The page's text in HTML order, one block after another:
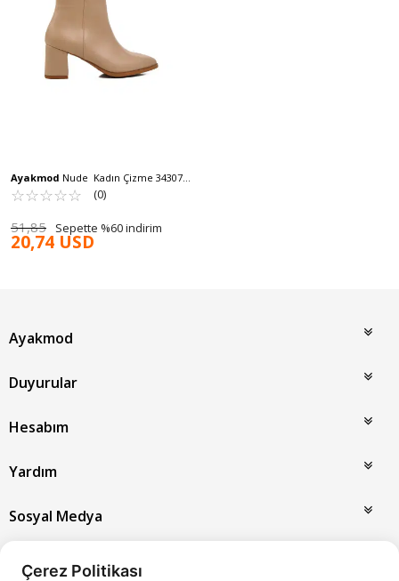
Ayakmod Nude Kadın Çizme 343071
Z
☆☆☆☆☆
★★★★★ (0)
51,85 Sepette %60 indirim
20,74 USD
Ayakmod
Duyurular
Hesabım
Yardım
Sosyal Medya
Çerez Politikası